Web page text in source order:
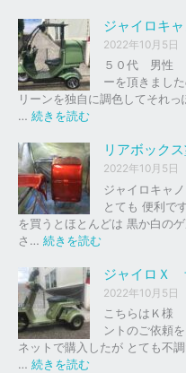
イ
ク
車
下
、
買
取
を
は
ま
し
た
。
ャ
イ
ロ
ッ
ド
ッ
ド
ジャイロキ
2022年10月5日
５０代 男性
ーを頂きまし
リーンを独自に調色してそれっ
… 続きを読む
イ
ロ
キ
ャ
ノ
ピ
ー
ザ
ク
仕
様
リアボック
2022年10月5日
ジャイロキャ
とても 便利で
を買うとほとんどは 黒か白の
さ… 続きを読む
ア
ボ
ッ
ク
ス
ジャイロＸ
2022年10月5日
こちらはＫ様
ントのご依頼
ネットで購入したが とても不
… 続きを読む